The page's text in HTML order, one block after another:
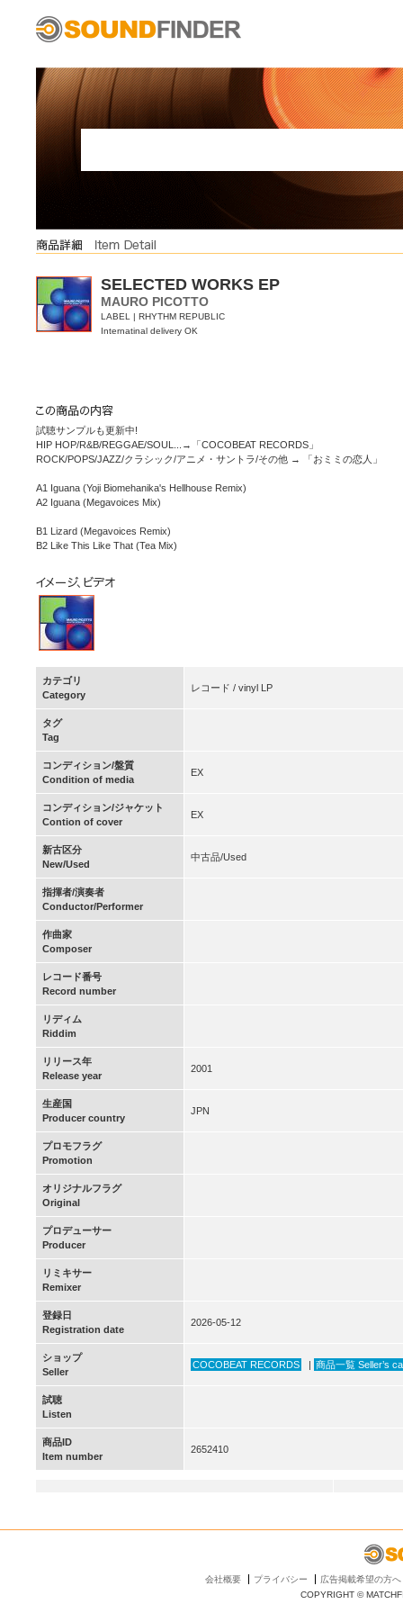
SELECTED WORKS EP
MAURO PICOTTO
LABEL | RHYTHM REPUBLIC
Internatinal delivery OK
試聴サンプルも更新中!
HIP HOP/R&B/REGGAE/SOUL...→「COCOBEAT RECORDS」
ROCK/POPS/JAZZ/クラシック/アニメ・サントラ/その他 → 「おミミの恋人」
A1 Iguana (Yoji Biomehanika's Hellhouse Remix)
A2 Iguana (Megavoices Mix)
B1 Lizard (Megavoices Remix)
B2 Like This Like That (Tea Mix)
カテゴリ
Category
レコード / vinyl LP
タグ
Tag
コンディション/盤質
Condition of media
EX
コンディション/ジャケット
Contion of cover
EX
新古区分
New/Used
中古品/Used
指揮者/演奏者
Conductor/Performer
作曲家
Composer
レコード番号
Record number
リディム
Riddim
リリース年
Release year
2001
生産国
Producer country
JPN
プロモフラグ
Promotion
オリジナルフラグ
Original
プロデューサー
Producer
リミキサー
Remixer
登録日
Registration date
2026-05-12
ショップ
Seller
COCOBEAT RECORDS | 商品一覧 Seller’s
試聴
Listen
商品ID
Item number
2652410
会社概要 プライバシー
広告掲載希望の方へ
COPYRIGHT ©